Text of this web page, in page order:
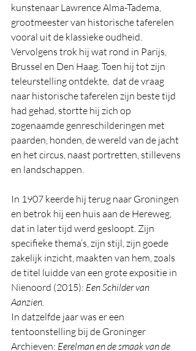
kunstenaar Lawrence Alma-Tadema,
grootmeester van historische taferelen
vooral uit de klassieke oudheid.
Vervolgens trok hij wat rond in Parijs,
Brussel en Den Haag. Toen hij tot zijn
teleurstelling ontdekte,  dat de vraag
naar historische taferelen zijn beste tijd
had gehad, stortte hij zich op
zogenaamde genreschilderingen met
paarden, honden, de wereld van de jacht
en het circus, naast portretten, stillevens
en landschappen.
In 1907 keerde hij terug naar Groningen
en betrok hij een huis aan de Hereweg,
dat in later tijd werd gesloopt. Zijn
specifieke thema’s, zijn stijl, zijn goede
zakelijk inzicht, maakten van hem, zoals
de titel luidde van een grote expositie in
Nienoord (2015): Een Schilder van
Aanzien.
In datzelfde jaar was er een
tentoonstelling bij de Groninger
Archieven: Eerelman en de smaak van de